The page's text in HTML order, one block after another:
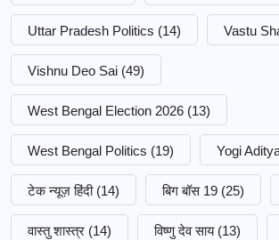
Uttar Pradesh Politics (14) Vastu
Vishnu Deo Sai (49)
West Bengal Election 2026 (13)
West Bengal Politics (19) Yogi
टेक न्यूज़ हिंदी (14) बिग बॉस 19 (25)
वास्तु शास्त्र (14) विष्णु देव साय (13)